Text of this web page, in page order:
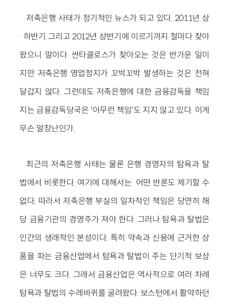
저축은행 사태가 정기적인 뉴스가 되고 있다. 2011년 상
·하반기 그리고 2012년 상반기에 이르기까지 철마다 찾아
왔으니 말이다. 싼타클로스가 찾아오는 것은 반가운 일이
지만 저축은행 영업정지가 꼬박꼬박 발생하는 것은 전혀
달갑지 않다. 그런데도 저축은행에 대한 금융감독을 책임
지는 금융감독당국은 '아무런 책임'도 지지 않고 있다. 이게
무슨 말장난인가.
최근의 저축은행 사태는 물론 은행 경영자의 탐욕과 탈
법에서 비롯한다. 여기에 대해서는 어떤 반론도 제기할 수
없다. 따라서 저축은행 부실의 일차적인 책임은 당연히 해
당 금융기관의 경영주가 져야 한다. 그러나 탐욕과 탈법은
인간의 생래적인 본성이다. 특히 약속과 신용에 근거한 상
품을 파는 금융산업에서 탐욕과 탈법이 주는 단기적 보상
은 너무도 크다. 그래서 금융산업은 역사적으로 여러 차례
탐욕과 탈법의 수레바퀴를 굴려왔다. 보스턴에서 활약하던